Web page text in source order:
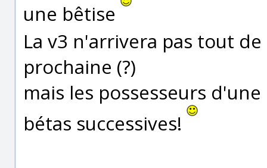
une bêtise
La v3 n'arrivera pas tout
prochaine (?)
mais les possesseurs
bétas successives!